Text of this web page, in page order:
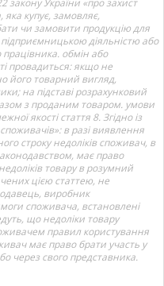
яка купує, замовляє,
чи замовити продукцію для
діяльністю або
обмін або
провадиться: якщо не
його товарний вигляд,
на підставі розрахунковий
з проданим товаром. умови
якості стаття 8. Згідно із
в разі виявлення
строку недоліків споживач, в
має право
товару в розумний
цією статтею, не
виробник
споживача, встановлені
що недоліки товару
правил користування
має право брати участь у
через свого представника.